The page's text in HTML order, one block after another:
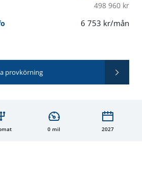
498 960 kr
6 753 kr/mån
provkörning
0 mil 2027